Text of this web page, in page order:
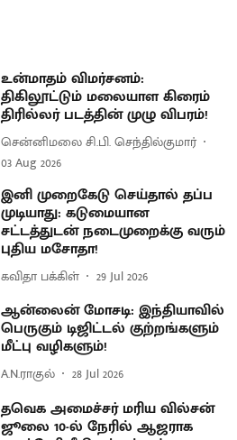
உன்மாதம் விமர்சனம்:
திகிலூட்டும் மலையாள கிரைம்
திரில்லர் படத்தின் முழு விபரம்!
சென்னிமலை சி.பி. செந்தில்குமார்
03 Aug 2026
இனி முறைகேடு செய்தால் தப்ப
முடியாது: கடுமையான
சட்டத்துடன் நடைமுறைக்கு வரும்
புதிய மசோதா!
கவிதா பக்கிள் 29 Jul 2026
ஆன்லைன் மோசடி: இந்தியாவில்
பெருகும் டிஜிட்டல் குற்றங்களும்
மீட்பு வழிகளும்!
A.N.ராகுல் 28 Jul 2026
தவெக அமைச்சர் மரிய வில்சன்
ஜூலை 10-ல் நேரில் ஆஜராக